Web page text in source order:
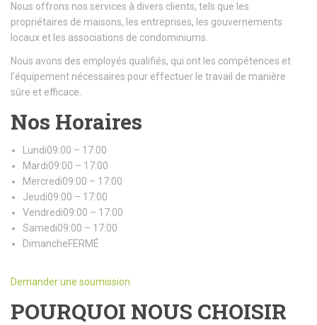
Nous offrons nos services à divers clients, tels que les
propriétaires de maisons, les entreprises, les gouvernements
locaux et les associations de condominiums.
Nous avons des employés qualifiés, qui ont les compétences et
l’équipement nécessaires pour effectuer le travail de manière
sûre et efficace.
Nos Horaires
Lundi09:00 – 17:00
Mardi09:00 – 17:00
Mercredi09:00 – 17:00
Jeudi09:00 – 17:00
Vendredi09:00 – 17:00
Samedi09:00 – 17:00
DimancheFERMÉ
Demander une soumission
POURQUOI NOUS CHOISIR